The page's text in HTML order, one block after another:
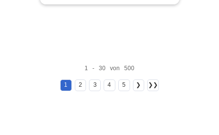
1 - 30 von 500
1 2 3 4 5 ❯ ❯❯